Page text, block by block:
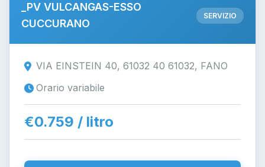
_PV VULCANGAS-ESSO
CUCCURANO
SERVIZIO
VIA EINSTEIN 40, 61032 40 61032, FANO
Orario variabile
€0.759 / litro